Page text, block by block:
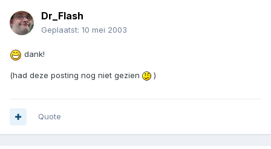
Dr_Flash
Geplaatst: 10 mei 2003
dank!
(had deze posting nog niet gezien )
Quote